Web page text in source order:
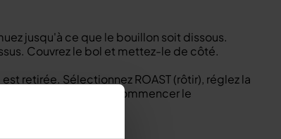
jusqu'à ce que le bouillon soit dissous.
Couvrez le bol et mettez-le de côté.
retirée. Sélectionnez ROAST (rôtir), réglez la
START/STOP pour commencer le
et le poivre.